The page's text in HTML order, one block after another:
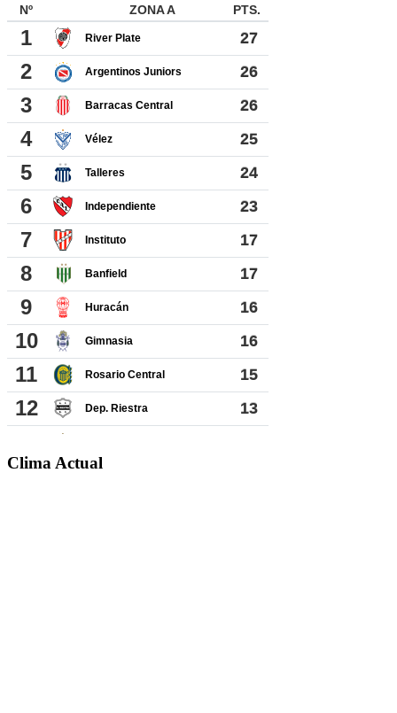
Clima Actual